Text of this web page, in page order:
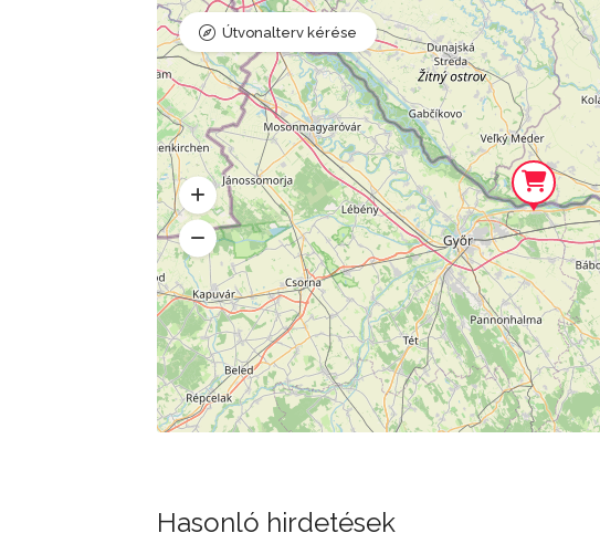
Útvonalterv kérése
Hasonló hirdetések